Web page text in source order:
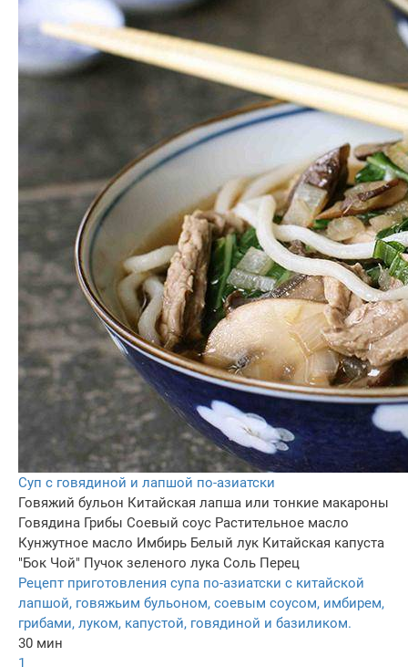
Суп с говядиной и лапшой по-азиатски
Говяжий бульон Китайская лапша или тонкие макароны
Говядина Грибы Соевый соус Растительное масло
Кунжутное масло Имбирь Белый лук Китайская капуста
"Бок Чой" Пучок зеленого лука Соль Перец
Рецепт приготовления супа по-азиатски с китайской
лапшой, говяжьим бульоном, соевым соусом, имбирем,
грибами, луком, капустой, говядиной и базиликом.
30 мин
1